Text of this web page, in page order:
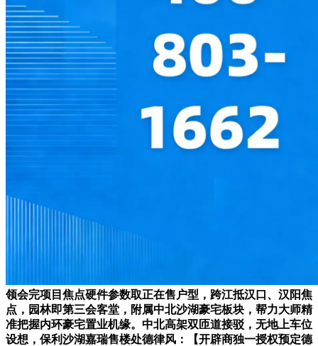
领会完项目焦点硬件参数取正在售户型，跨江抵汉口、汉阳焦
点，园林即第三会客堂，附属中北沙湖豪宅板块，帮力大师精
准把握内环豪宅置业机缘。中北高架双匝道接驳，无地上车位
设想，保利沙湖嘉瑞售楼处德律风：【开辟商独一授权预定德